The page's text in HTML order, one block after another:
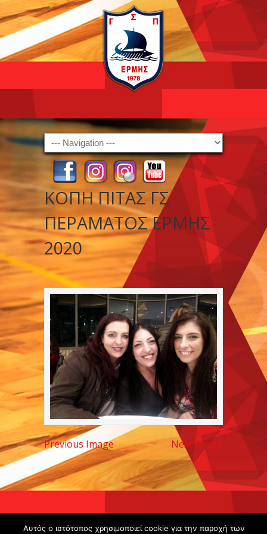
Navigation
ΚΟΠΗ ΠΙΤΑΣ ΓΣ
ΠΕΡΑΜΑΤΟΣ ΕΡΜΗΣ
2020
Previous Image Next Image
Copyright ©
Αυτός ο ιστότοπος χρησιμοποιεί cookie για την παροχή των